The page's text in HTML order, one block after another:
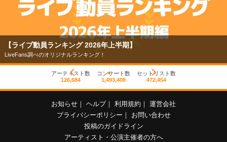
【ライブ動員ランキング 2026年上半期】
LiveFans調べのオリジナルランキング！
アーティスト数
126,684
コンサート数
1,493,408
セットリスト数
472,454
お知らせ ｜ ヘルプ｜ 利用規約 ｜ 運営会社
プライバシーポリシー ｜
お問い合わせ
投稿のガイドライン
アーティスト・公演主催者の方へ